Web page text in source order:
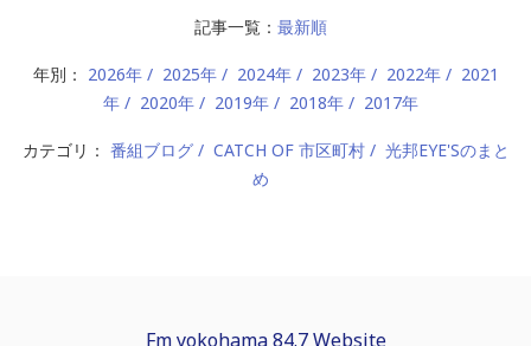
記事一覧： 最新順
年別： 2026年 2025年 2024年 2023年 2022年
2021
年
2020年 2019年 2018年 2017年
カテゴリ： 番組ブログ CATCH OF 市区町村
光邦EYE'Sのまと
め
Fm yokohama 84.7 Website